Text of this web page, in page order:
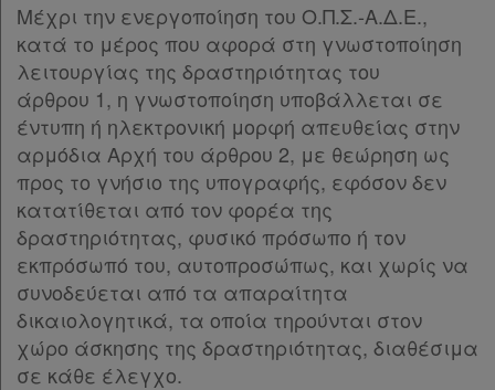
Μέχρι την ενεργοποίηση του Ο.Π.Σ.-Α.Δ.Ε.,
κατά το μέρος που αφορά στη γνωστοποίηση
λειτουργίας της δραστηριότητας του
άρθρου 1, η γνωστοποίηση υποβάλλεται σε
έντυπη ή ηλεκτρονική μορφή απευθείας στην
αρμόδια Αρχή του άρθρου 2, με θεώρηση ως
προς το γνήσιο της υπογραφής, εφόσον δεν
κατατίθεται από τον φορέα της
δραστηριότητας, φυσικό πρόσωπο ή τον
εκπρόσωπό του, αυτοπροσώπως, και χωρίς να
συνοδεύεται από τα απαραίτητα
δικαιολογητικά, τα οποία τηρούνται στον
χώρο άσκησης της δραστηριότητας, διαθέσιμα
σε κάθε έλεγχο.